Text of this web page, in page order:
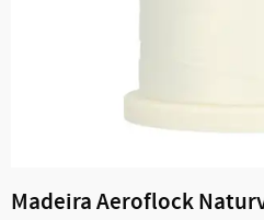
Madeira Aeroflock